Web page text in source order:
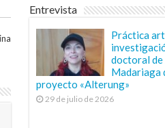
Entrevista
Práctica
doctoral de
Madariaga
proyecto «Alterung»
29 de julio de 2026